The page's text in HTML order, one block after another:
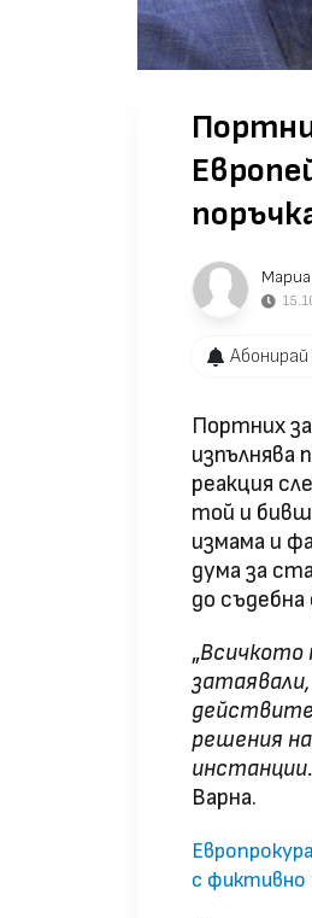
Абонирай
Портних
изпълнява
реакция
той и
измама и
дума за
до съдебна
„Всичкото
решения
Варна.
с фиктивно